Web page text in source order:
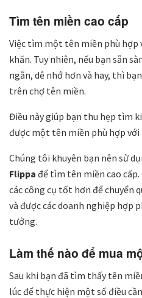
Tìm tên miền cao cấp
Việc tìm một tên miền phù hợp
khăn. Tuy nhiên, nếu bạn sẵn
ngắn, dễ nhớ hơn và hay, thì
trên chợ tên miền.
Điều này giúp bạn thu hẹp tìm
được một tên miền phù hợp với
Chúng tôi khuyên bạn nên sử
Flippa để tìm tên miền cao cấp.
các công cụ tốt hơn để chuyển
và được các doanh nghiệp hợp
tưởng.
Làm thế nào để mua
Sau khi bạn đã tìm thấy tên
lúc để thực hiện một số điều